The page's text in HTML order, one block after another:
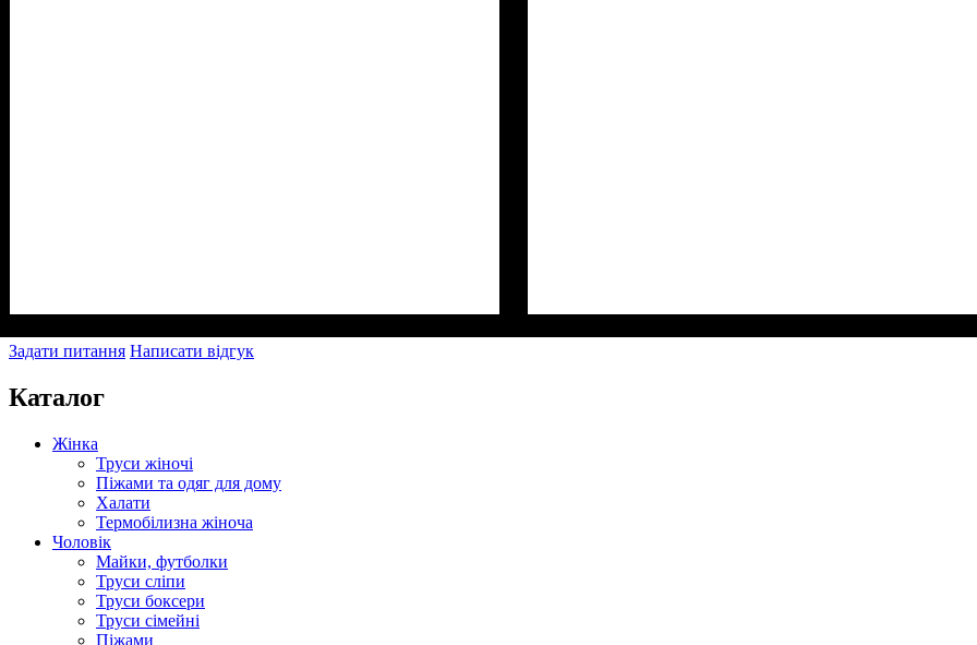
Задати питання Написати відгук
Каталог
Жінка
Труси жіночі
Піжами та одяг для дому
Халати
Термобілизна жіноча
Чоловік
Майки, футболки
Труси сліпи
Труси боксери
Труси сімейні
Піжами